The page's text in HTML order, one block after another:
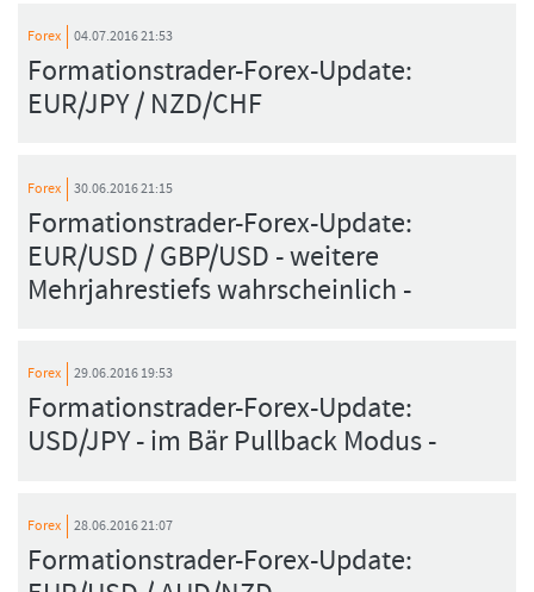
Forex 04.07.2016 21:53
Formationstrader-Forex-Update:
EUR/JPY / NZD/CHF
Forex 30.06.2016 21:15
Formationstrader-Forex-Update:
EUR/USD / GBP/USD - weitere
Mehrjahrestiefs wahrscheinlich -
Forex 29.06.2016 19:53
Formationstrader-Forex-Update:
USD/JPY - im Bär Pullback Modus -
Forex 28.06.2016 21:07
Formationstrader-Forex-Update: